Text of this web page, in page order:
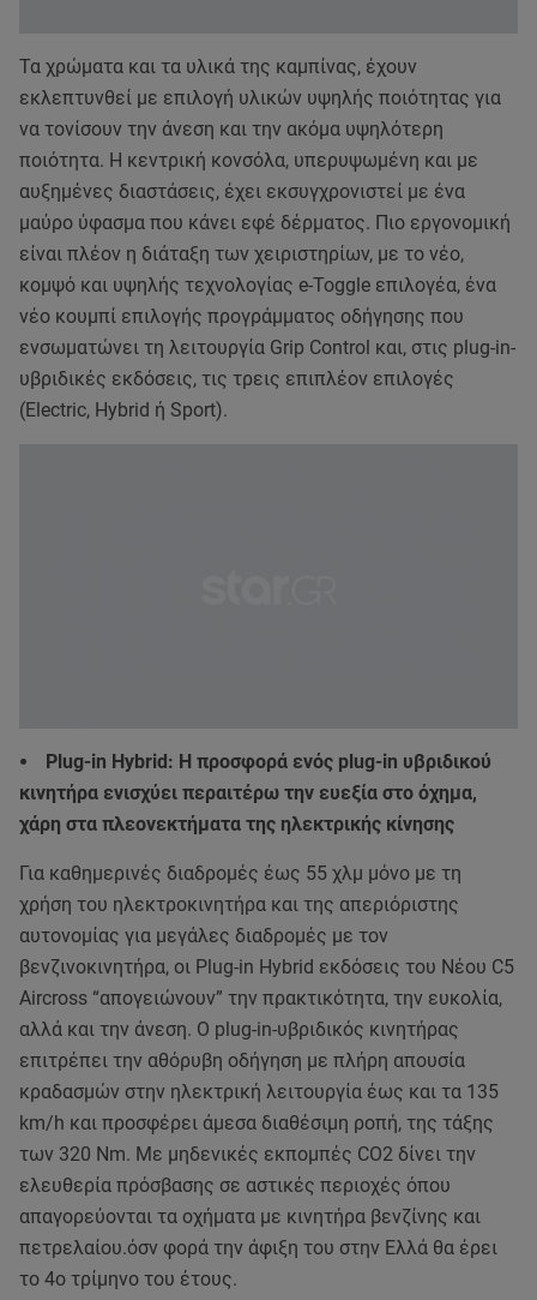
Τα χρώματα και τα υλικά της καμπίνας, έχουν
εκλεπτυνθεί με επιλογή υλικών υψηλής ποιότητας για
να τονίσουν την άνεση και την ακόμα υψηλότερη
ποιότητα. Η κεντρική κονσόλα, υπερυψωμένη και με
αυξημένες διαστάσεις, έχει εκσυγχρονιστεί με ένα
μαύρο ύφασμα που κάνει εφέ δέρματος. Πιο εργονομική
είναι πλέον η διάταξη των χειριστηρίων, με το νέο,
κομψό και υψηλής τεχνολογίας e-Toggle επιλογέα, ένα
νέο κουμπί επιλογής προγράμματος οδήγησης που
ενσωματώνει τη λειτουργία Grip Control και, στις plug-in-
υβριδικές εκδόσεις, τις τρεις επιπλέον επιλογές
(Electric, Hybrid ή Sport).
⦁ Plug-in Hybrid: Η προσφορά ενός plug-in υβριδικού
κινητήρα ενισχύει περαιτέρω την ευεξία στο όχημα,
χάρη στα πλεονεκτήματα της ηλεκτρικής κίνησης
Για καθημερινές διαδρομές έως 55 χλμ μόνο με τη
χρήση του ηλεκτροκινητήρα και της απεριόριστης
αυτονομίας για μεγάλες διαδρομές με τον
βενζινοκινητήρα, οι Plug-in Hybrid εκδόσεις του Νέου C5
Aircross “απογειώνουν” την πρακτικότητα, την ευκολία,
αλλά και την άνεση. Ο plug-in-υβριδικός κινητήρας
επιτρέπει την αθόρυβη οδήγηση με πλήρη απουσία
κραδασμών στην ηλεκτρική λειτουργία έως και τα 135
km/h και προσφέρει άμεσα διαθέσιμη ροπή, της τάξης
των 320 Nm. Με μηδενικές εκπομπές CO2 δίνει την
ελευθερία πρόσβασης σε αστικές περιοχές όπου
απαγορεύονται τα οχήματα με κινητήρα βενζίνης και
πετρελαίου.όσν φορά την άφιξη του στην Ελλά θα έρει
το 4ο τρίμηνο του έτους.